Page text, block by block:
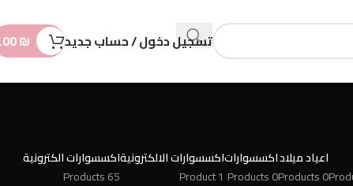
تسجيل دخول / حساب جديد ₪
اعياد ميلاد
0 Products
اكسسوارات
0 Products
اكسسوارات الالكترونية
1 Product
اكسسوارات الكترونية
65 Products